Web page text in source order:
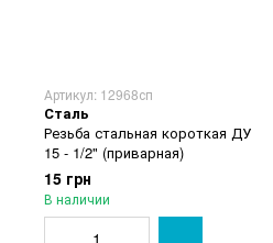
Артикул: 12968сп
Сталь
Резьба стальная короткая ДУ
15 - 1/2" (приварная)
15 грн
В наличии